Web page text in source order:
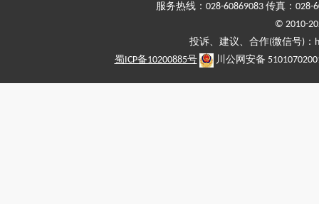
服务热线：028-60869083 传真：028-
© 2010-
投诉、建议、合作(微信号)
蜀ICP备10200885号
川公网安备